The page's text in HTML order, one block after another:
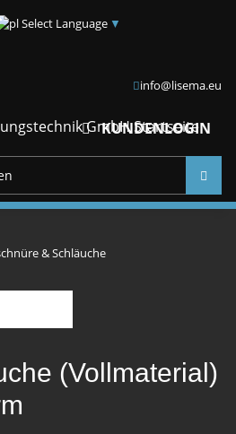
Select Language ▼
info@lisema.eu
KUNDENLOGIN
& Schläuche
(Vollmaterial)